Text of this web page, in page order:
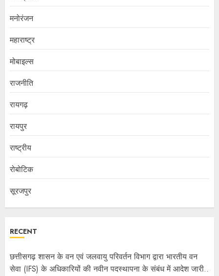
मनोरंजन
महाराष्ट्र
मोबाइल्स
राजनीति
रायगढ़
रायपुर
राष्ट्रीय
रोबोटिक
सूरजपुर
RECENT
छत्तीसगढ़ शासन के वन एवं जलवायु परिवर्तन विभाग द्वारा भारतीय वन
सेवा (IFS) के अधिकारियों की नवीन पदस्थापना के संबंध में आदेश जारी..